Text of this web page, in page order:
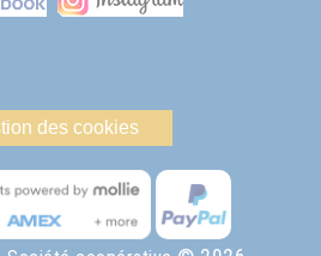
des cookies